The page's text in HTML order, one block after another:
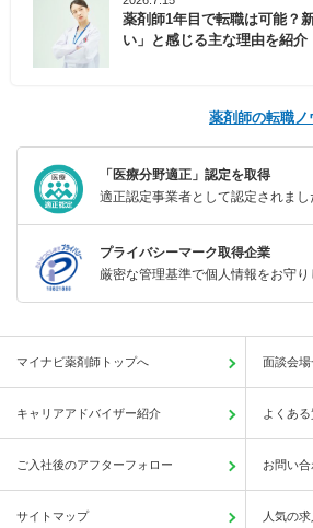
薬剤師1年目で転職は可能？
い」と感じる主な理由を紹介
薬剤師の転職ノ
「医療分野適正」認定を取得
適正認定事業者として認定されまし
プライバシーマーク取得企業
厳密な管理基準で個人情報をお守り
マイナビ薬剤師トップへ 面談会場
キャリアアドバイザー紹介 よくある
ご入社後のアフターフォロー お問い
サイトマップ 人気の